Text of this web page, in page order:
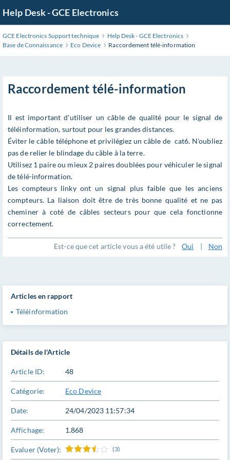
Help Desk - GCE Electronics
GCE Electronics Support technique
Help Desk - GCE Electronics
Base de Connaissance
Eco Device Raccordement télé-information
Raccordement télé-information
Il est important d'utiliser un câble de qualité pour le signal de
téléinformation, surtout pour les grandes distances.
Éviter le câble téléphone et privilégiez un câble de cat6. N'oubliez
pas de relier le blindage du câble à la terre.
Utilisez 1 paire ou mieux 2 paires doublées pour véhiculer le signal
de télé-information.
Les compteurs linky ont un signal plus faible que les anciens
compteurs. La liaison doit être de très bonne qualité et ne pas
cheminer à coté de câbles secteurs pour que cela fonctionne
correctement.
Est-ce que cet article vous a été utile ? Oui | Non
Détails de l'Article
Article ID: 48
Catégorie: Eco Device
Date: 24/04/2023 11:57:34
Affichage: 1.868
Evaluer (Voter): (3)
Articles en rapport
Téléinformation